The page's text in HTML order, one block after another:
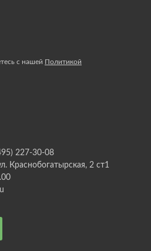
с нашей Политикой
227-30-08
Краснобогатырская, 2 ст1